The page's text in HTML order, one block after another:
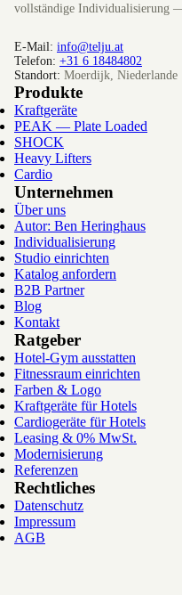
vollständige Individualisierung —
E-Mail: info@telju.at
Telefon: +31 6 18484802
Standort: Moerdijk, Niederlande
Produkte
Kraftgeräte
PEAK — Plate Loaded
SHOCK
Heavy Lifters
Cardio
Unternehmen
Über uns
Autor: Ben Heringhaus
Individualisierung
Studio einrichten
Katalog anfordern
B2B Partner
Blog
Kontakt
Ratgeber
Hotel-Gym ausstatten
Fitnessraum einrichten
Farben & Logo
Kraftgeräte für Hotels
Cardiogeräte für Hotels
Leasing & 0% MwSt.
Modernisierung
Referenzen
Rechtliches
Datenschutz
Impressum
AGB